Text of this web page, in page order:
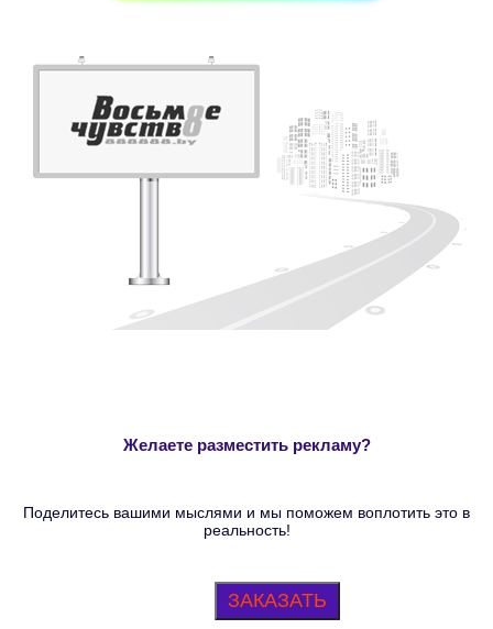
Желаете разместить рекламу?
Поделитесь вашими мыслями и мы поможем воплотить это в
реальность!
ЗАКАЗАТЬ